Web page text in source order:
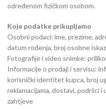
određenom fizičkom osobom.
Koje podatke prikupljamo
Osobni podaci: ime, prezime,
datum rođenja, broj osobne
Fotografije i video snimke:
Informacije o prodaji i servisu:
korisnički identitet kupca, broj
reklamacijama, dostavi, podršci
zahtjeve